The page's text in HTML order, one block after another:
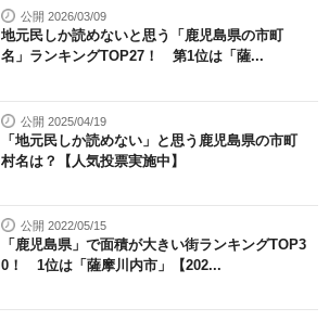
公開 2026/03/09
地元民しか読めないと思う「鹿児島県の市町
名」ランキングTOP27！ 第1位は「薩...
公開 2025/04/19
「地元民しか読めない」と思う鹿児島県の市町
村名は？【人気投票実施中】
公開 2022/05/15
「鹿児島県」で面積が大きい街ランキングTOP3
0！ 1位は「薩摩川内市」【202...